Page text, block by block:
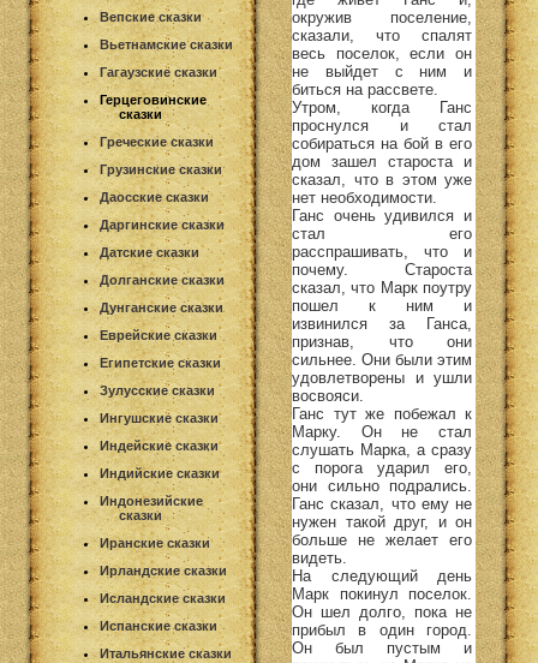
Вепские сказки
Вьетнамские сказки
Гагаузские сказки
Герцеговинские
сказки
Греческие сказки
Грузинские сказки
Даосские сказки
Даргинские сказки
Датские сказки
Долганские сказки
Дунганские сказки
Еврейские сказки
Египетские сказки
Зулусские сказки
Ингушские сказки
Индейские сказки
Индийские сказки
Индонезийские
сказки
Иранские сказки
Ирландские сказки
Исландские сказки
Испанские сказки
Итальянские сказки
окружив поселение,
сказали, что спалят
весь поселок, если он
не выйдет с ним и
биться на рассвете.
Утром, когда Ганс
проснулся и стал
собираться на бой в его
дом зашел староста и
сказал, что в этом уже
нет необходимости.
Ганс очень удивился и
стал его
расспрашивать, что и
почему. Староста
сказал, что Марк поутру
пошел к ним и
извинился за Ганса,
признав, что они
сильнее. Они были этим
удовлетворены и ушли
восвояси.
Ганс тут же побежал к
Марку. Он не стал
слушать Марка, а сразу
с порога ударил его,
они сильно подрались.
Ганс сказал, что ему не
нужен такой друг, и он
больше не желает его
видеть.
На следующий день
Марк покинул поселок.
Он шел долго, пока не
прибыл в один город.
Он был пустым и